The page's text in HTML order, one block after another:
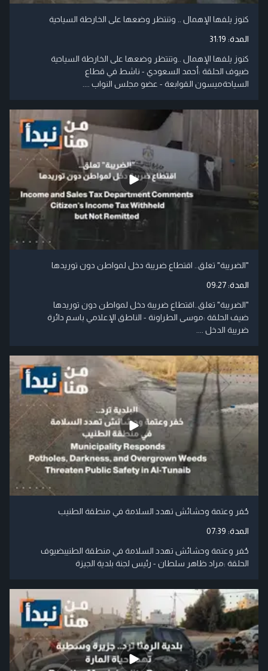
كنوز يلفها الإهمال .. وتنتظر وضعها على الخارطة السياحية
المدة: 31:19
كنوز يلفها الإهمال ..وتنتظر وضعها على الخارطة السياحية
ضيوف الحلقة :أحمد السعودي - ناشط في قطاع
السياحةميسون القوابعة - عضو مجلس النواب ....
"الضريبة" تعلق.. اقتطاع ضريبة دخل لمواطن دون توريدها
المدة:09:27
"الضريبة" تعلق..اقتطاع ضريبة دخل لمواطن دون توريدها
ضيف الحلقة :موسى الطراونة - الناطق الإعلامي باسم دائرة
ضريبة الدخل ....
حُفر وعتمة وحشائش تهدد السلامة في منطقة الطنيب
المدة: 07:39
حُفر وعتمة وحشائش تهدد السلامة في منطقة الطنيبضيوف
الحلقة :مراد ظاهر سلطان - رئيس لجنة بلدية الجيزة